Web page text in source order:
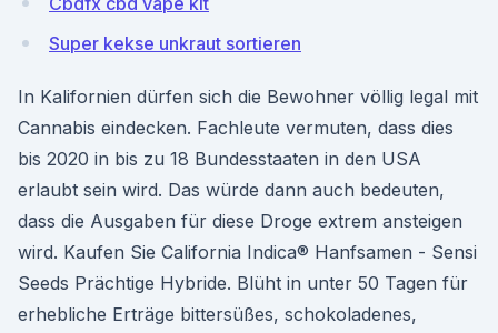
Super kekse unkraut sortieren
In Kalifornien dürfen sich die Bewohner völlig legal mit
Cannabis eindecken. Fachleute vermuten, dass dies
bis 2020 in bis zu 18 Bundesstaaten in den USA
erlaubt sein wird. Das würde dann auch bedeuten,
dass die Ausgaben für diese Droge extrem ansteigen
wird. Kaufen Sie California Indica® Hanfsamen - Sensi
Seeds Prächtige Hybride. Blüht in unter 50 Tagen für
erhebliche Erträge bittersüßes, schokoladenes,